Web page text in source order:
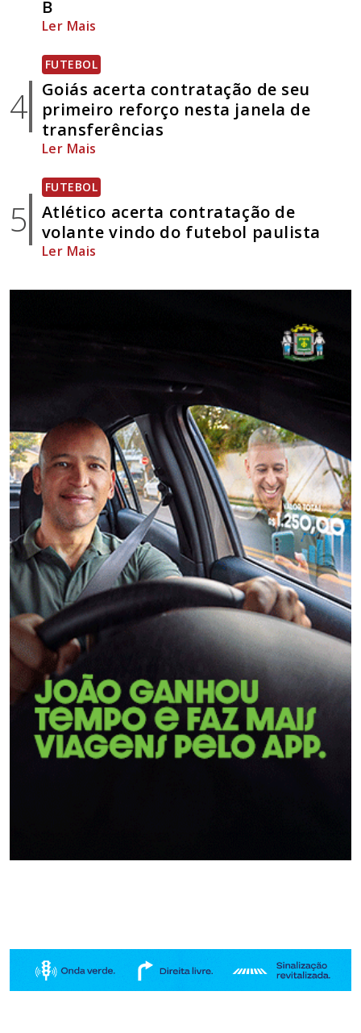
B
Ler Mais
4
FUTEBOL
Goiás acerta contratação de seu
primeiro reforço nesta janela de
transferências
Ler Mais
5
FUTEBOL
Atlético acerta contratação de
volante vindo do futebol paulista
Ler Mais